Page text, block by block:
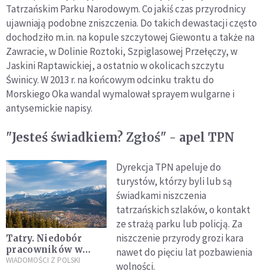
Tatrzańskim Parku Narodowym. Co jakiś czas przyrodnicy
ujawniają podobne zniszczenia. Do takich dewastacji często
dochodziło m.in. na kopule szczytowej Giewontu a także na
Zawracie, w Dolinie Roztoki, Szpiglasowej Przełęczy, w
Jaskini Raptawickiej, a ostatnio w okolicach szczytu
Świnicy. W 2013 r. na końcowym odcinku traktu do
Morskiego Oka wandal wymalował sprayem wulgarne i
antysemickie napisy.
"Jesteś świadkiem? Zgłoś" - apel TPN
Tatry. Niedobór
pracowników w
branży turystycznej
WIADOMOŚCI Z POLSKI
Dyrekcja TPN apeluje do
turystów, którzy byli lub są
świadkami niszczenia
tatrzańskich szlaków, o kontakt
ze strażą parku lub policją. Za
niszczenie przyrody grozi kara
nawet do pięciu lat pozbawienia
wolności.